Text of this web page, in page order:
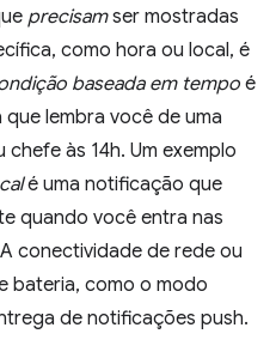
precisamser mostradas
como hora ou local, é
baseada em tempo é
lembra você de uma
às 14h. Um exemplo
é uma notificação que
quando você entra nas
conectividade de rede ou
bateria, como o modo
de notificações push.